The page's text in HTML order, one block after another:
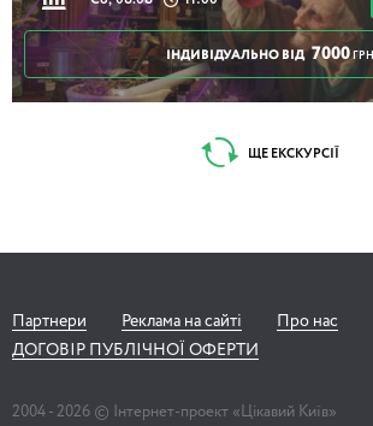
ІНДИВІДУАЛЬНО ВІД 7000 ГРН
ЩЕ ЕКСКУРСІЇ
Партнери Реклама на сайті Про нас
ДОГОВІР ПУБЛІЧНОЇ ОФЕРТИ
2004 - 2026 © Інтернет-проект «Цікавий Київ»